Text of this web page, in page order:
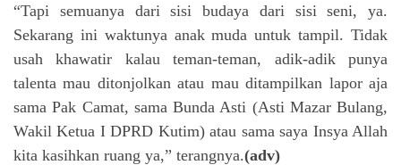
“Tapi semuanya dari sisi budaya dari sisi seni, ya.
Sekarang ini waktunya anak muda untuk tampil. Tidak
usah khawatir kalau teman-teman, adik-adik punya
talenta mau ditonjolkan atau mau ditampilkan lapor aja
sama Pak Camat, sama Bunda Asti (Asti Mazar Bulang,
Wakil Ketua I DPRD Kutim) atau sama saya Insya Allah
kita kasihkan ruang ya,” terangnya.(adv)